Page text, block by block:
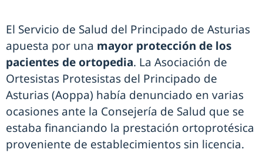
El Servicio de Salud del Principado de Asturias
apuesta por una mayor protección de los
pacientes de ortopedia. La Asociación de
Ortesistas Protesistas del Principado de
Asturias (Aoppa) había denunciado en varias
ocasiones ante la Consejería de Salud que se
estaba financiando la prestación ortoprotésica
proveniente de establecimientos sin licencia.